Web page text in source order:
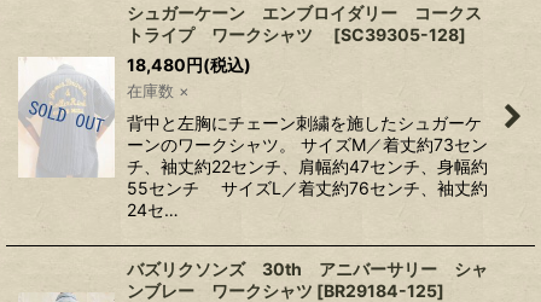
シュガーケーン エンブロイダリー コークス
トライプ ワークシャツ
[SC39305-128]
18,480円(税込)
在庫数 ×
背中と左胸にチェーン刺繍を施したシュガーケ
ーンのワークシャツ。 サイズM／着丈約73セン
チ、袖丈約22センチ、肩幅約47センチ、身幅約
55センチ サイズL／着丈約76センチ、袖丈約
24セ…
バズリクソンズ 30th アニバーサリー シャ
ンブレー ワークシャツ [BR29184-125]